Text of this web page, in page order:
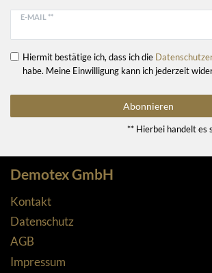
E-MAIL **
Hiermit bestätige ich, dass ich die
habe. Meine Einwilligung kann ich jederzeit
Abonnieren
** Hierbei handelt es
Demotex GmbH
Kontakt
Datenschutz
AGB
Impressum